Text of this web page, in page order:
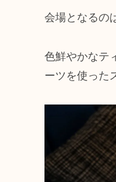
会場となるの
色鮮やかなテ
ーツを使った